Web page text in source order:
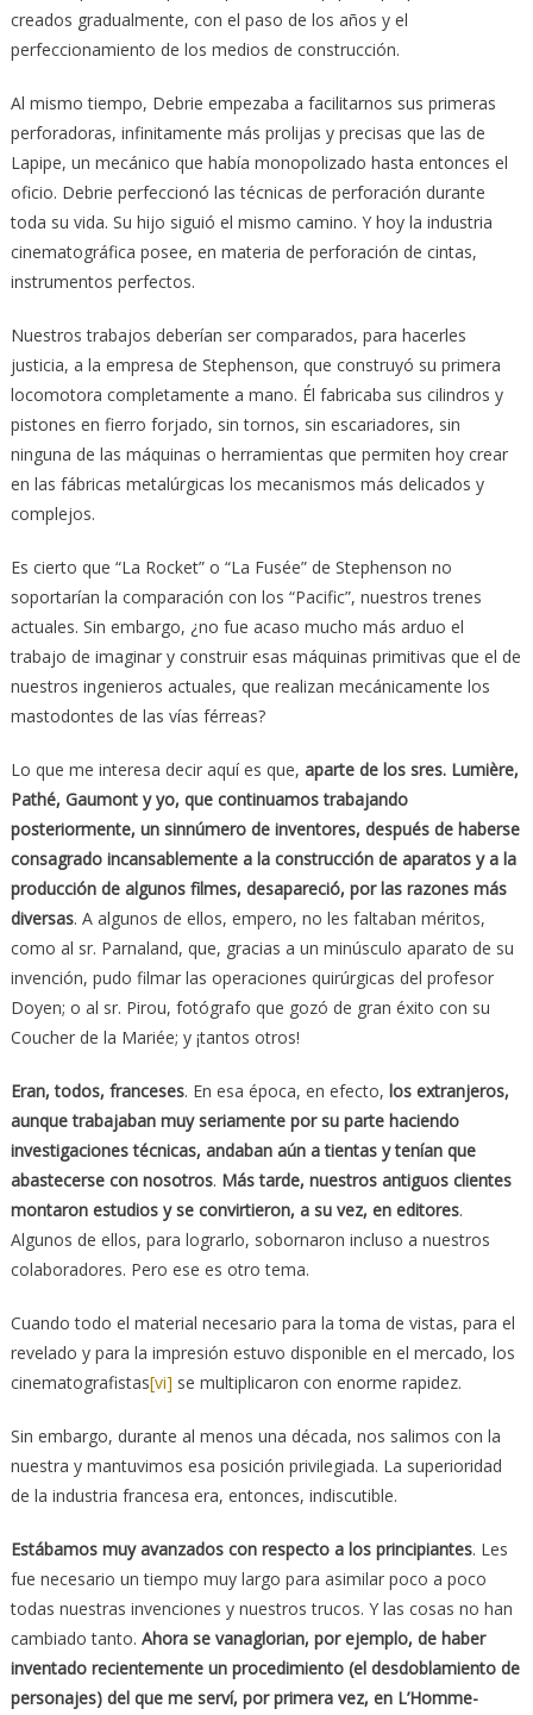
creados gradualmente, con el paso de los años y el
perfeccionamiento de los medios de construcción.
Al mismo tiempo, Debrie empezaba a facilitarnos sus primeras
perforadoras, infinitamente más prolijas y precisas que las de
Lapipe, un mecánico que había monopolizado hasta entonces el
oficio. Debrie perfeccionó las técnicas de perforación durante
toda su vida. Su hijo siguió el mismo camino. Y hoy la industria
cinematográfica posee, en materia de perforación de cintas,
instrumentos perfectos.
Nuestros trabajos deberían ser comparados, para hacerles
justicia, a la empresa de Stephenson, que construyó su primera
locomotora completamente a mano. Él fabricaba sus cilindros y
pistones en fierro forjado, sin tornos, sin escariadores, sin
ninguna de las máquinas o herramientas que permiten hoy crear
en las fábricas metalúrgicas los mecanismos más delicados y
complejos.
Es cierto que “La Rocket” o “La Fusée” de Stephenson no
soportarían la comparación con los “Pacific”, nuestros trenes
actuales. Sin embargo, ¿no fue acaso mucho más arduo el
trabajo de imaginar y construir esas máquinas primitivas que el de
nuestros ingenieros actuales, que realizan mecánicamente los
mastodontes de las vías férreas?
Lo que me interesa decir aquí es que, aparte de los sres. Lumière,
Pathé, Gaumont y yo, que continuamos trabajando
posteriormente, un sinnúmero de inventores, después de haberse
consagrado incansablemente a la construcción de aparatos y a la
producción de algunos filmes, desapareció, por las razones más
diversas. A algunos de ellos, empero, no les faltaban méritos,
como al sr. Parnaland, que, gracias a un minúsculo aparato de su
invención, pudo filmar las operaciones quirúrgicas del profesor
Doyen; o al sr. Pirou, fotógrafo que gozó de gran éxito con su
Coucher de la Mariée; y ¡tantos otros!
Eran, todos, franceses. En esa época, en efecto, los extranjeros,
aunque trabajaban muy seriamente por su parte haciendo
investigaciones técnicas, andaban aún a tientas y tenían que
abastecerse con nosotros. Más tarde, nuestros antiguos clientes
montaron estudios y se convirtieron, a su vez, en editores.
Algunos de ellos, para lograrlo, sobornaron incluso a nuestros
colaboradores. Pero ese es otro tema.
Cuando todo el material necesario para la toma de vistas, para el
revelado y para la impresión estuvo disponible en el mercado, los
cinematografistas[vi] se multiplicaron con enorme rapidez.
Sin embargo, durante al menos una década, nos salimos con la
nuestra y mantuvimos esa posición privilegiada. La superioridad
de la industria francesa era, entonces, indiscutible.
Estábamos muy avanzados con respecto a los principiantes. Les
fue necesario un tiempo muy largo para asimilar poco a poco
todas nuestras invenciones y nuestros trucos. Y las cosas no han
cambiado tanto. Ahora se vanaglorian, por ejemplo, de haber
inventado recientemente un procedimiento (el desdoblamiento de
personajes) del que me serví, por primera vez, en L’Homme-